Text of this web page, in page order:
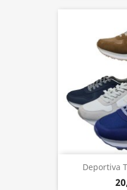
Deportiva